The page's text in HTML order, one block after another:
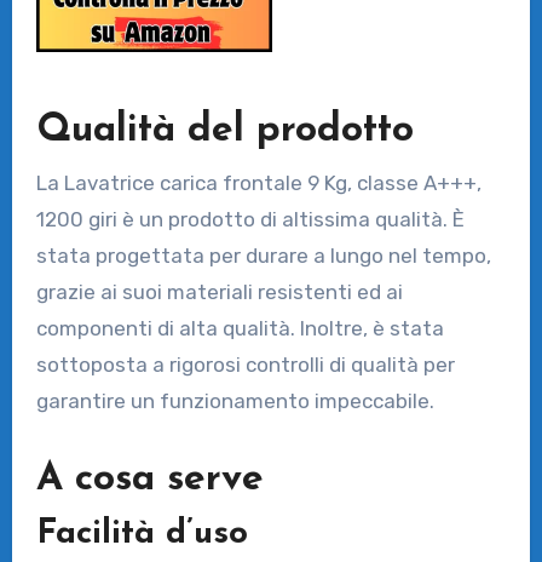
Qualità del prodotto
La Lavatrice carica frontale 9 Kg, classe A+++,
1200 giri è un prodotto di altissima qualità. È
stata progettata per durare a lungo nel tempo,
grazie ai suoi materiali resistenti ed ai
componenti di alta qualità. Inoltre, è stata
sottoposta a rigorosi controlli di qualità per
garantire un funzionamento impeccabile.
A cosa serve
Facilità d’uso